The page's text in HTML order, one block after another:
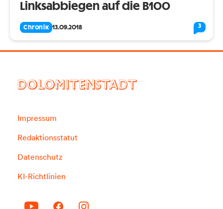
Linksabbiegen auf die B100
Chronik 13.09.2018 3
DOLOMITENSTADT
Impressum
Redaktionsstatut
Datenschutz
KI-Richtlinien